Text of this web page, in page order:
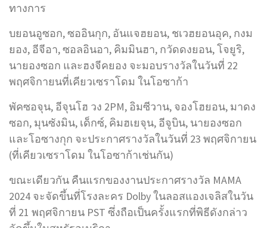
ทางการ
บยอนอูซอก, ซออินกุก, อันแจฮยอน, ชเวฮยอนอุค, กงม
ยอง, อีจีอา, ซอลอินอา, คิมมินฮา, กวัดดงยอน, โจยูริ,
นายองซอก และฮงจีคยอง จะมอบรางวัลในวันที่ 22
พฤศจิกายนที่เคียวเซราโดม ในโอซาก้า
พัคซอจุน, อีจุนโฮ วง 2PM, อิมซีวาน, จองโฮยอน, มาดง
ซอก, มุนซังมิน, เด็กซ์, คิมฮเยจุน, อีจูบิน, นายองซอก
และโอซางกุก จะประกาศรางวัลในวันที่ 23 พฤศจิกายน
(ที่เคียวเซราโดม ในโอซาก้าเช่นกัน)
ขณะเดียวกัน คืนแรกของงานประกาศรางวัล MAMA
2024 จะจัดขึ้นที่โรงละคร Dolby ในลอสแองเจลิสในวัน
ที่ 21 พฤศจิกายน PST ซึ่งถือเป็นครั้งแรกที่พิธีดังกล่าว